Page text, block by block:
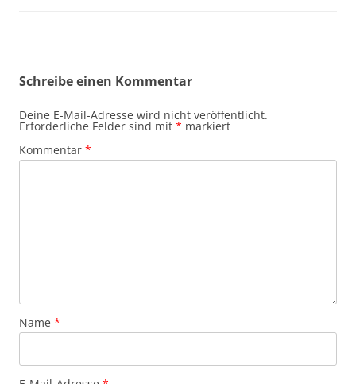
Schreibe einen Kommentar
Deine E-Mail-Adresse wird nicht veröffentlicht.
Erforderliche Felder sind mit * markiert
Kommentar *
Name *